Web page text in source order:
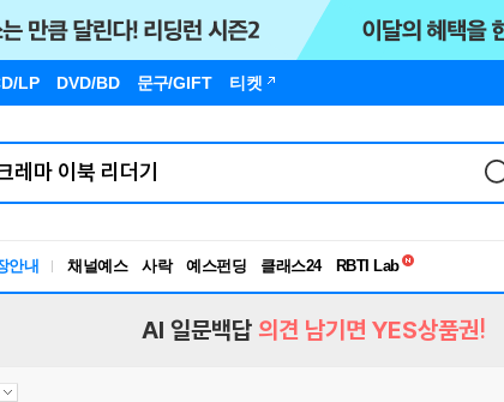
LP DVD/BD 문구/GIFT 티켓
안내 채널예스 사락 예스펀딩 클래스24
RBTI Lab
독서유형검사
AI 일문백답 의견 남기면 YES상품권!